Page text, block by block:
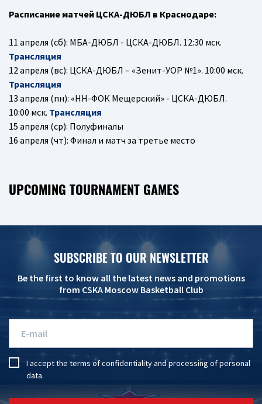
Расписание матчей ЦСКА-ДЮБЛ в Краснодаре:
11 апреля (сб): МБА-ДЮБЛ - ЦСКА-ДЮБЛ. 12:30 мск.
Трансляция
12 апреля (вс): ЦСКА-ДЮБЛ – «Зенит-УОР №1». 10:00 мск.
Трансляция
13 апреля (пн): «НН-ФОК Мещерский» - ЦСКА-ДЮБЛ.
10:00 мск. Трансляция
15 апреля (ср): Полуфиналы
16 апреля (чт): Финал и матч за третье место
UPCOMING TOURNAMENT GAMES
SUBSCRIBE TO OUR NEWSLETTER
Be the first to know all the latest news and promotions
from CSKA Moscow Basketball Club
I accept the terms of confidentialityandprocessing of personal
data.